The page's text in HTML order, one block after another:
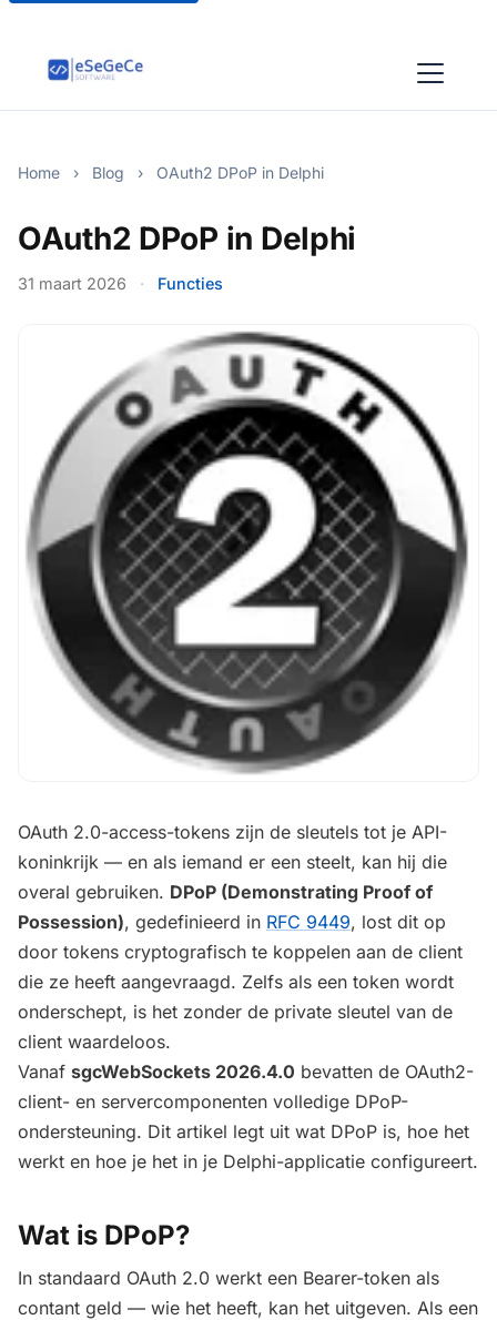
Home › Blog › OAuth2 DPoP in Delphi
OAuth2 DPoP in Delphi
31 maart 2026 · Functies
OAuth 2.0-access-tokens zijn de sleutels tot je API-
koninkrijk — en als iemand er een steelt, kan hij die
overal gebruiken. DPoP (Demonstrating Proof of
Possession), gedefinieerd in RFC 9449, lost dit op
door tokens cryptografisch te koppelen aan de client
die ze heeft aangevraagd. Zelfs als een token wordt
onderschept, is het zonder de private sleutel van de
client waardeloos.
Vanaf sgcWebSockets 2026.4.0 bevatten de OAuth2-
client- en servercomponenten volledige DPoP-
ondersteuning. Dit artikel legt uit wat DPoP is, hoe het
werkt en hoe je het in je Delphi-applicatie configureert.
Wat is DPoP?
In standaard OAuth 2.0 werkt een Bearer-token als
contant geld — wie het heeft, kan het uitgeven. Als een